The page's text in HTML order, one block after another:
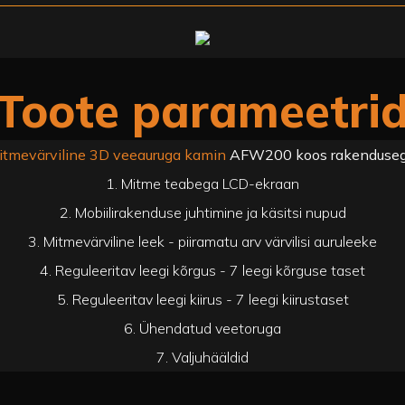
3D veeauruga kamin AFW200 koos
1. Mitme teabega LCD-ekraan
2. Mobiilirakenduse juhtimine ja käsitsi nupud
3. Mitmevärviline leek - piiramatu arv värvilisi auruleeke
4. Reguleeritav leegi kõrgus - 7 leegi kõrguse taset
5. Reguleeritav leegi kiirus - 7 leegi kiirustaset
6. Ühendatud veetoruga
7. Valjuhääldid